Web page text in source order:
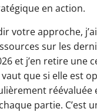
en action.
votre approche,
sur les
et j’en retire une
que si elle est
réévaluée
partie. C’est